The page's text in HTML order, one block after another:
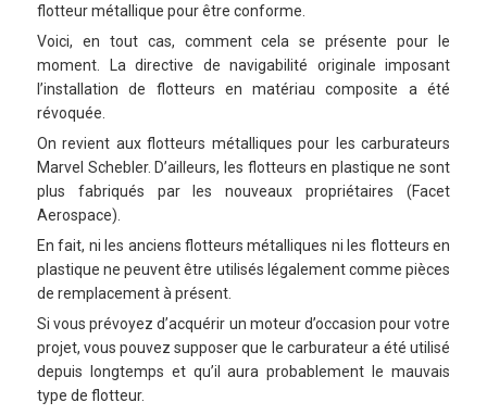
flotteur métallique pour être conforme.
Voici, en tout cas, comment cela se présente pour le
moment. La directive de navigabilité originale imposant
l’installation de flotteurs en matériau composite a été
révoquée.
On revient aux flotteurs métalliques pour les carburateurs
Marvel Schebler. D’ailleurs, les flotteurs en plastique ne sont
plus fabriqués par les nouveaux propriétaires (Facet
Aerospace).
En fait, ni les anciens flotteurs métalliques ni les flotteurs en
plastique ne peuvent être utilisés légalement comme pièces
de remplacement à présent.
Si vous prévoyez d’acquérir un moteur d’occasion pour votre
projet, vous pouvez supposer que le carburateur a été utilisé
depuis longtemps et qu’il aura probablement le mauvais
type de flotteur.